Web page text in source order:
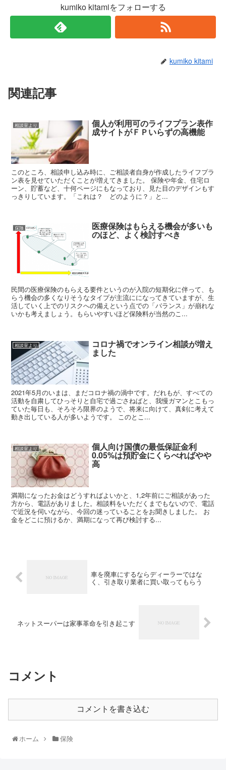
kumiko kitamiをフォローする
kumiko kitami
関連記事
相談室より 個人が利用可のライフプラン表作
成サイトがＦＰいらずの高機能
このところ、相談申し込み時に、ご相談者自身が作成したライフプラ
ン表を見せていただくことが増えてきました。 保険や年金、住宅ロ
ーン、貯蓄など、十何ページにもなっており、見た目のデザインもす
っきりしています。「これは？ どのように？」と...
保険 医療保険はもらえる機会が多いも
のほど、よく検討すべき
民間の医療保険のもらえる要件というのが入院の短期化に伴って、も
らう機会の多くなりそうなタイプが主流にになってきていますが、生
活していく上でのリスクへの備えという点での「バランス」が崩れな
いかも考えましょう。もらいやすいほど保険料が当然のこ...
相談室より コロナ禍でオンライン相談が増え
ました
2021年5月のいまは、まだコロナ禍の渦中です。だれもが、すべての
活動を自粛してひっそりと自宅で過ごさねばと、我慢ガマンとこもっ
ていた毎日も、そろそろ限界のようで、将来に向けて、真剣に考えて
動き出している人が多いようです。 このとこ...
相談室より 個人向け国債の最低保証金利
0.05%は預貯金にくらべればやや
高
満期になったお金はどうすればよいかと、1,2年前にご相談があった
方から、電話がありました。相談料をいただくまでもないので、電話
で近況を伺いながら、今回の迷っていることをお聞きしました。 お
金をどこに預けるか、満期になって再び検討する...
車を廃車にするならディーラーではな
く、引き取り業者に買い取ってもらう
ネットスーパーは家事革命を引き起こす
コメント
コメントを書き込む
ホーム 保険